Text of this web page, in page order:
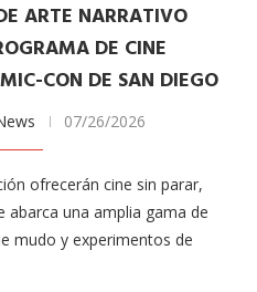
ARTE NARRATIVO
DE CINE
CON DE SAN DIEGO
07/26/2026
ofrecerán cine sin parar,
abarca una amplia gama de
mudo y experimentos de